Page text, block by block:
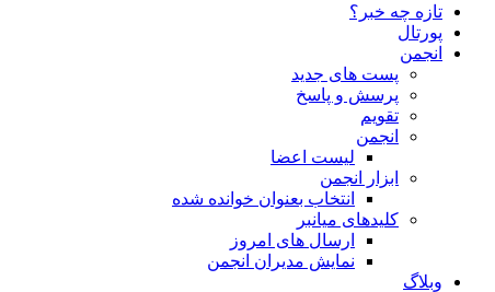
تازه چه خبر؟
پورتال
انجمن
پست های جدید
پرسش و پاسخ
تقویم
انجمن
لیست اعضا
ابزار انجمن
انتخاب بعنوان خوانده شده
کلیدهای میانبر
ارسال های امروز
نمایش مدیران انجمن
وبلاگ